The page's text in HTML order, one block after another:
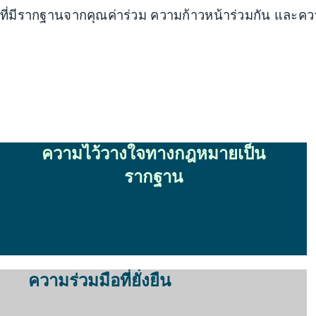
ที่มีรากฐานจากคุณค่าร่วม ความก้าวหน้าร่วมกัน และคว
ความไว้วางใจทางกฎหมายเป็น
รากฐาน
ความร่วมมือที่ยั่งยืน